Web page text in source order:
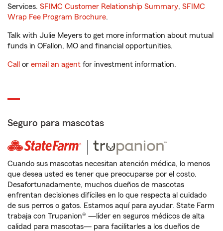
Services. SFIMC Customer Relationship Summary, SFIMC
Wrap Fee Program Brochure.
Talk with Julie Meyers to get more information about mutual
funds in OFallon, MO and financial opportunities.
Call or email an agent for investment information.
Seguro para mascotas
Cuando sus mascotas necesitan atención médica, lo menos
que desea usted es tener que preocuparse por el costo.
Desafortunadamente, muchos dueños de mascotas
enfrentan decisiones difíciles en lo que respecta al cuidado
de sus perros o gatos. Estamos aquí para ayudar. State Farm
trabaja con Trupanion® —líder en seguros médicos de alta
calidad para mascotas— para facilitarles a los dueños de